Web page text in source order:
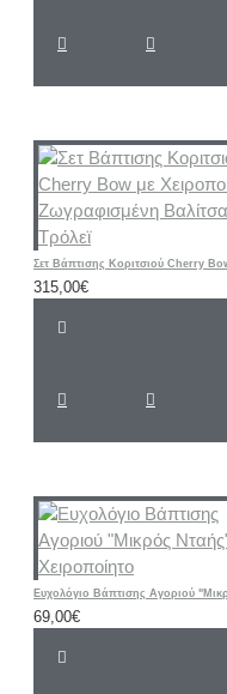
315,00€
69,00€